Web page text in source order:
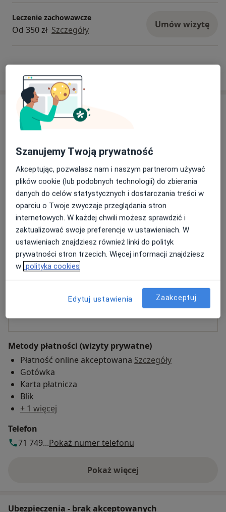
Leczenie zachowawcze
Od 350 zł Szczegóły Umów wizytę
W jaki sposób ustalane są ceny?
Adresy (2)
Adres 1
iDentical
1 Maja 5,81-807Sopot
Powiększ mapęotwiera się w nowej karcie
Dostępność
Pokaż kalendarz
Płatność online akceptowana
Metody płatności (wizyty prywatne)
Płatność online akceptowana Szczegóły
Gotówka
Karta płatnicza
Blik
+ 1 więcej
Telefon
71 749...Pokaż numer telefonu
Pokaż więcej
o adresie
Ubezpieczenia - brak akceptowanych
Szanujemy Twoją prywatność
Akceptując, pozwalasz nam i naszym partnerom używać
plików cookie (lub podobnych technologii) do zbierania
danych do celów statystycznych i dostarczania treści w
oparciu o Twoje zwyczaje przeglądania stron
internetowych. W każdej chwili możesz sprawdzić i
zaktualizować swoje preferencje w ustawieniach. W
ustawieniach znajdziesz również linki do polityk
prywatności stron trzecich. Więcej informacji znajdziesz
w polityka cookies
Edytuj ustawienia Zaakceptuj